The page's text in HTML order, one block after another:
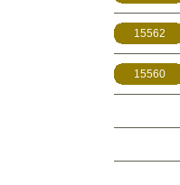
15562
15560